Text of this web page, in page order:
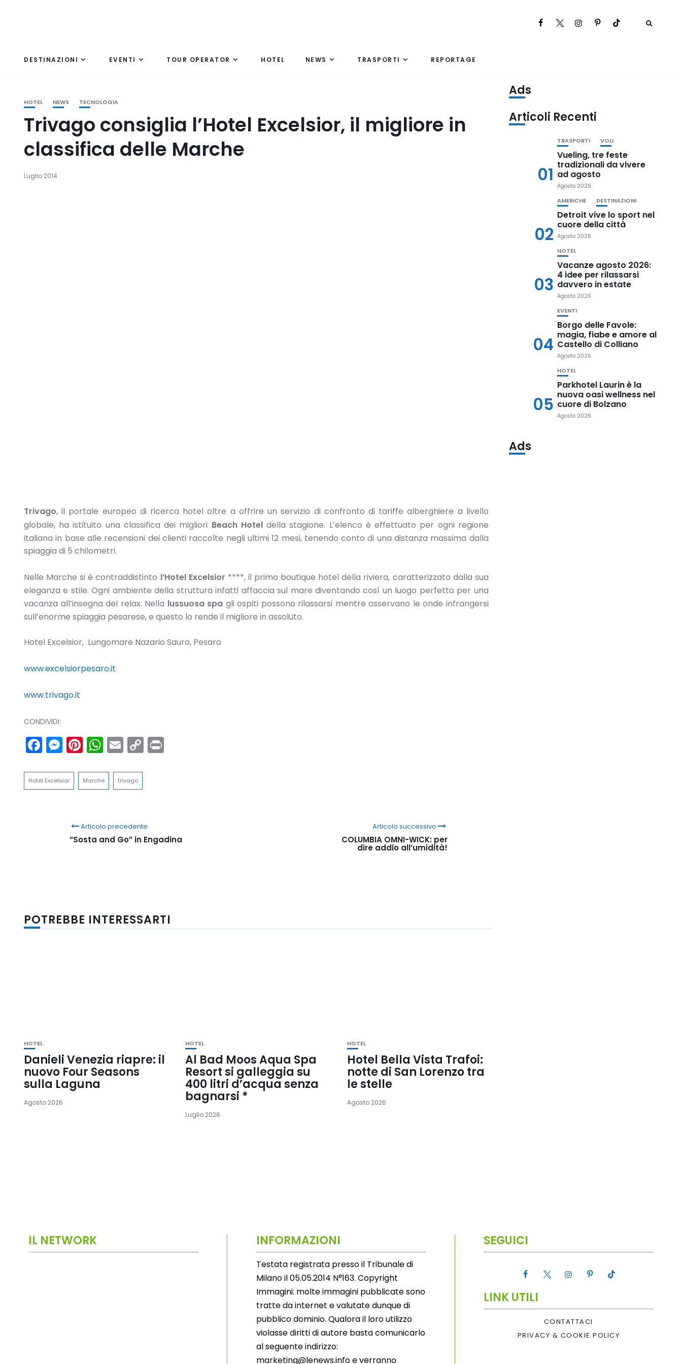
DESTINAZIONI EVENTI TOUR OPERATOR HOTEL NEWS TRASPORTI REPORTAGE
HOTEL NEWS TECNOLOGIA
Trivago consiglia l’Hotel Excelsior, il migliore in
classifica delle Marche
Luglio 2014
Trivago, il portale europeo di ricerca hotel oltre a offrire un servizio di confronto di tariffe alberghiere a livello
globale, ha istituito una classifica dei migliori Beach Hoteldella stagione. L’elenco è effettuato per ogni regione
italiana in base alle recensioni dei clienti raccolte negli ultimi 12 mesi, tenendo conto di una distanza massima dalla
spiaggia di 5 chilometri.
Nelle Marche si è contraddistinto l’Hotel Excelsior ****, il primo boutique hotel della riviera, caratterizzato dalla sua
eleganza e stile. Ogni ambiente della struttura infatti affaccia sul mare diventando così un luogo perfetto per una
vacanza all’insegna del relax. Nella lussuosa spa gli ospiti possono rilassarsi mentre osservano le onde infrangersi
sull’enorme spiaggia pesarese, e questo lo rende il migliore in assoluto.
Hotel Excelsior, Lungomare Nazario Sauro, Pesaro
www.excelsiorpesaro.it
www.trivago.it
CONDIVIDI:
Facebook
Messenger
Pinterest
WhatsApp
Email
Copy
Link
Hotel Excelsior Marche trivago
Articolo precedente
“Sosta and Go” in Engadina
Articolo successivo
COLUMBIA OMNI-WICK: per
dire addio all’umidità!
POTREBBE INTERESSARTI
HOTEL
Danieli Venezia riapre: il
nuovo Four Seasons
sulla Laguna
Agosto 2026
HOTEL
Al Bad Moos Aqua Spa
Resort si galleggia su
400 litri d’acqua senza
bagnarsi *
Luglio 2026
HOTEL
Hotel Bella Vista Trafoi:
notte di San Lorenzo tra
le stelle
Agosto 2026
Ads
Articoli Recenti
01
TRASPORTI VOLI
Vueling, tre feste
tradizionali da vivere
ad agosto
Agosto 2026
02
AMERICHE DESTINAZIONI
Detroit vive lo sport nel
cuore della città
Agosto 2026
03
HOTEL
Vacanze agosto 2026:
4 idee per rilassarsi
davvero in estate
Agosto 2026
04
EVENTI
Borgo delle Favole:
magia, fiabe e amore al
Castello di Colliano
Agosto 2026
05
HOTEL
Parkhotel Laurin è la
nuova oasi wellness nel
cuore di Bolzano
Agosto 2026
Ads
IL NETWORK INFORMAZIONI
Testata registrata presso il Tribunale di
Milano il 05.05.2014 N°163. Copyright
Immagini: molte immagini pubblicate sono
tratte da internet e valutate dunque di
pubblico dominio. Qualora il loro utilizzo
violasse diritti di autore basta comunicarlo
al seguente indirizzo:
marketing@lenews.info e verranno
SEGUICI
LINK UTILI
CONTATTACI
PRIVACY & COOKIE POLICY